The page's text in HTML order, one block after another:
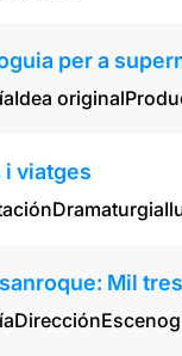
per a
Idea original
i viatges
Dramaturgia
Mil
Dirección